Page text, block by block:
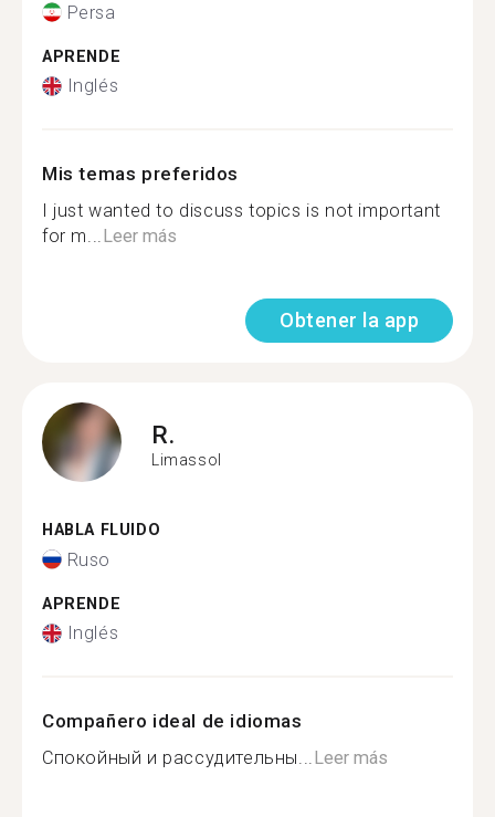
Persa
APRENDE
Inglés
Mis temas preferidos
I just wanted to discuss topics is not important
for m...Leer más
Obtener la app
R.
Limassol
HABLA FLUIDO
Ruso
APRENDE
Inglés
Compañero ideal de idiomas
Спокойный и рассудительны...Leer más